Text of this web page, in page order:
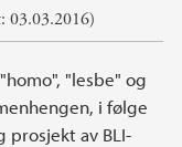
03.03.2016)
"lesbe" og
i følge
prosjekt av BLI-